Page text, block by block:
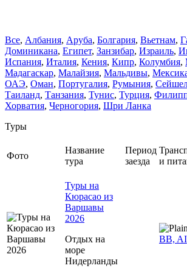
Все, Албания, Аруба, Болгария, Вьетнам,
Доминиканa, Египет, Занзибар, Израиль,
Испания, Италия, Кения, Кипр, Колумбия,
Мадагаскар, Малайзия, Мальдивы,
ОАЭ, Оман, Португалия, Румыния,
Таиланд, Танзания, Тунис, Турция,
Хорватия, Черногория, Шри Ланка
Туры
Фото
Название
тура
Период
заезда
и
Туры на
Кюрасао из
Варшавы
2026
Отдых на
море
Нидерланды
BB, AI